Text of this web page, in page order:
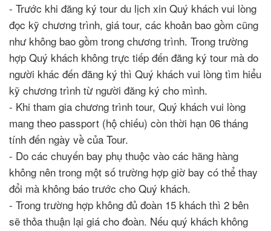
- Trước khi đăng ký tour du lịch xin Quý khách vui lòng
đọc kỹ chương trình, giá tour, các khoản bao gồm cũng
như không bao gồm trong chương trình. Trong trường
hợp Quý khách không trực tiếp đến đăng ký tour mà do
người khác đến đăng ký thì Quý khách vui lòng tìm hiểu
kỹ chương trình từ người đăng ký cho mình.
- Khi tham gia chương trình tour, Quý khách vui lòng
mang theo passport (hộ chiếu) còn thời hạn 06 tháng
tính đến ngày về của Tour.
- Do các chuyến bay phụ thuộc vào các hãng hàng
không nên trong một số trường hợp giờ bay có thể thay
đổi mà không báo trước cho Quý khách.
- Trong trường hợp không đủ đoàn 15 khách thì 2 bên
sẽ thỏa thuận lại giá cho đoàn. Nếu quý khách không